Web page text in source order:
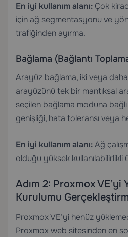
En iyi kullanım alanı: Çok
için ağ segmentasyonu ve
trafiğinden ayırma.
Bağlama (Bağlantı
Arayüz bağlama, iki veya
arayüzünü tek bir mantıksal
seçilen bağlama moduna
genişliği, hata toleransı veya
En iyi kullanım alanı:Ağ
olduğu yüksek kullanılabilirlikli
Adım 2: Proxmox VE’yi
Kurulumu
Proxmox VE’yi henüz
Proxmox web sitesinden en